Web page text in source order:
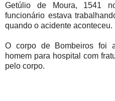
Getúlio de Moura, 1541
funcionário estava
quando o acidente aconteceu.
O corpo de Bombeiros foi
homem para hospital com
pelo corpo.